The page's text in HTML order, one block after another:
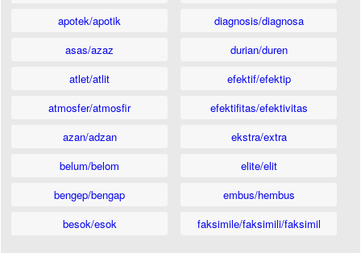
apotek/apotik
asas/azaz
atlet/atlit
atmosfer/atmosfir
azan/adzan
belum/belom
bengep/bengap
besok/esok
diagnosis/diagnosa
durian/duren
efektif/efektip
efektifitas/efektivitas
ekstra/extra
elite/elit
embus/hembus
faksimile/faksimili/faksimil